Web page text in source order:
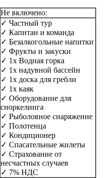
Не включено:
✓ Частный тур
✓ Капитан и команда
✓ Безалкогольные напитки
✓ Фрукты и закуски
✓ 1x Водная горка
✓ 1x надувной бассейн
✓ 1x доска для гребли
✓ 1x каяк
✓ Оборудование для
сноркелинга
✓ Рыболовное снаряжение
✓ Полотенца
✓ Кондиционер
✓ Спасательные жилеты
✓ Страхование от
несчастных случаев
✓ 7% НДС